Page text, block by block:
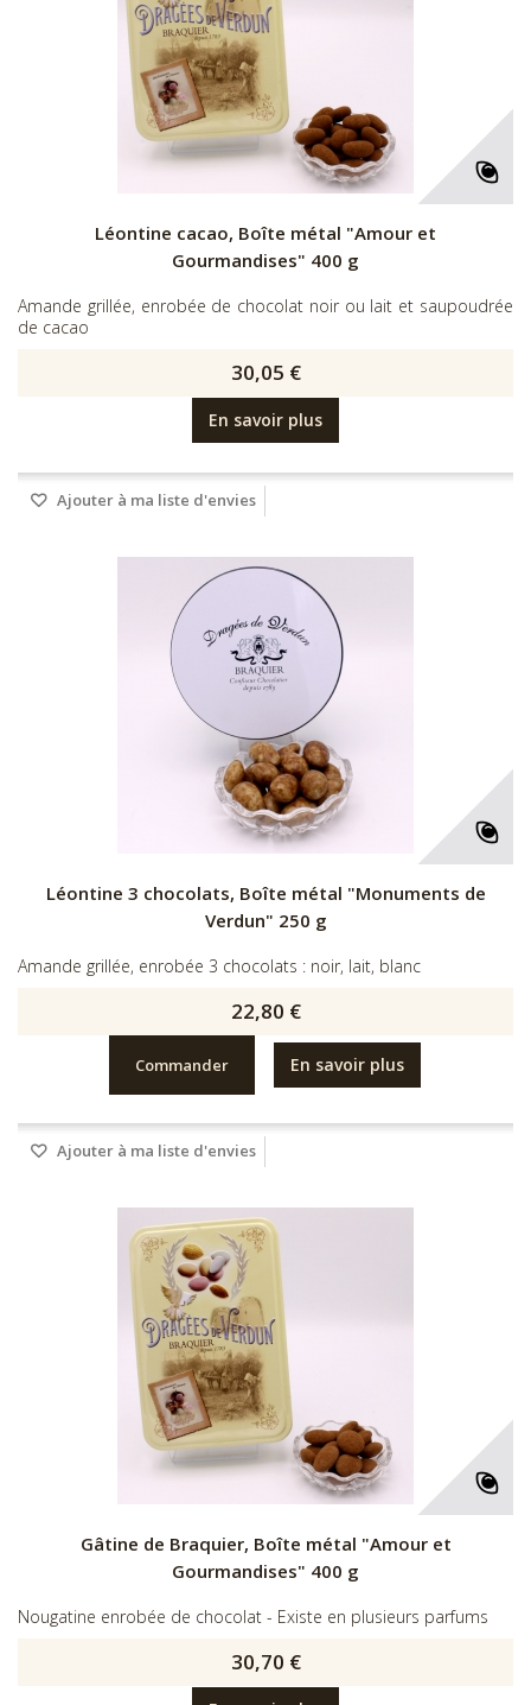
Léontine cacao, Boîte métal "Amour et
Gourmandises" 400 g
Amande grillée, enrobée de chocolat noir ou lait et saupoudrée
de cacao
30,05 €
En savoir plus
Ajouter à ma liste d'envies
Léontine 3 chocolats, Boîte métal "Monuments de
Verdun" 250 g
Amande grillée, enrobée 3 chocolats : noir, lait, blanc
22,80 €
Commander En savoir plus
Ajouter à ma liste d'envies
Gâtine de Braquier, Boîte métal "Amour et
Gourmandises" 400 g
Nougatine enrobée de chocolat - Existe en plusieurs parfums
30,70 €